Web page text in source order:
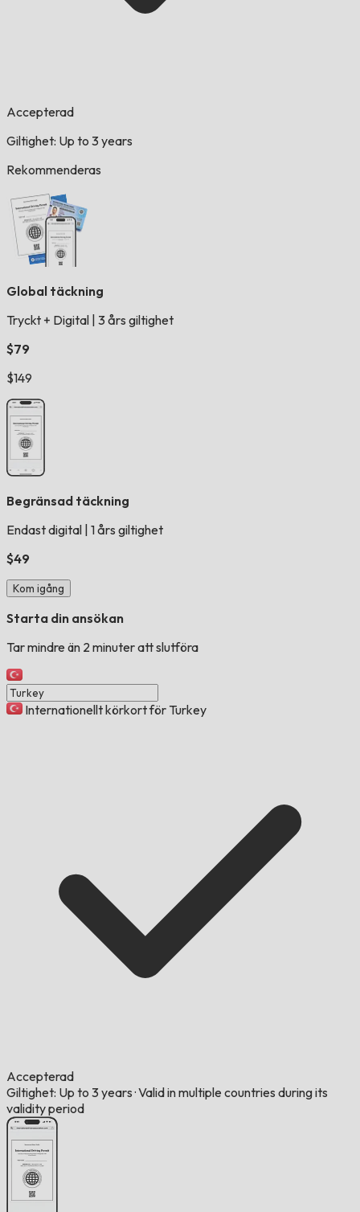
Accepterad
Giltighet: Up to 3 years
Rekommenderas
Global täckning
Tryckt + Digital 3 års giltighet
$79
$149
Begränsad täckning
Endast digital 1 års giltighet
$49
Kom igång
Starta din ansökan
Tar mindre än 2 minuter att slutföra
Internationellt körkort för Turkey
Accepterad
Giltighet: Up to 3 years ·Valid in multiple countries during its
validity period